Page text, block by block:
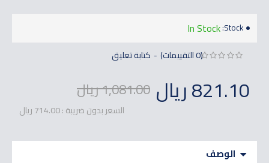
Stock:
In Stock
(0 التقييمات) - كتابة تعليق
821.10 ريال 1,081.00 ريال
السعر بدون ضريبة : 714.00 ريال
الوصف